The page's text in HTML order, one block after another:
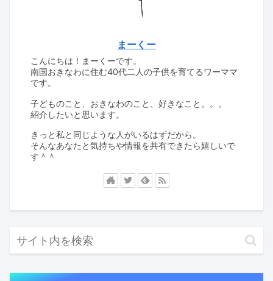
まーくー
こんにちは！まーくーです。
南国おきなわに住む40代二人の子供を育てるワーママ
です。
子どものこと、おきなわのこと、好きなこと。。。
紹介したいと思います。
きっと私と同じような人がいるはずだから。
そんなあなたと気持ちや情報を共有できたら嬉しいで
す＾＾